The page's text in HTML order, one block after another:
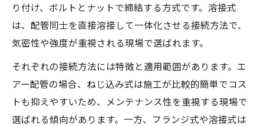
り付け、ボルトとナットで締結する方式です。溶接式
は、配管同士を直接溶接して一体化させる接続方法で、
気密性や強度が重視される現場で選ばれます。
それぞれの接続方法には特徴と適用範囲があります。エ
アー配管の場合、ねじ込み式は施工が比較的簡単でコス
トも抑えやすいため、メンテナンス性を重視する現場で
選ばれる傾向があります。一方、フランジ式や溶接式は